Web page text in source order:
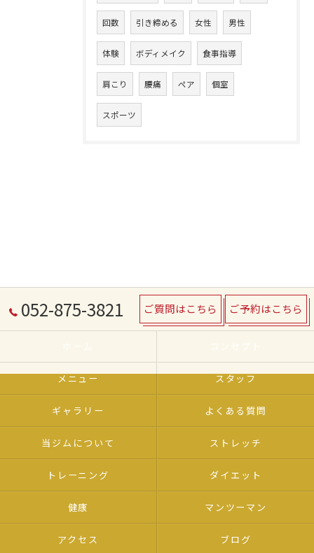
回数 引き締める 女性 男性
体験 ボディメイク 食事指導
肩こり 腰痛 ペア 個室
スポーツ
052-875-3821 ご質問はこちら ご予約はこちら
メニュー スタッフ
ギャラリー よくある質問
当ジムについて ストレッチ
トレーニング ダイエット
健康 マンツーマン
アクセス ブログ